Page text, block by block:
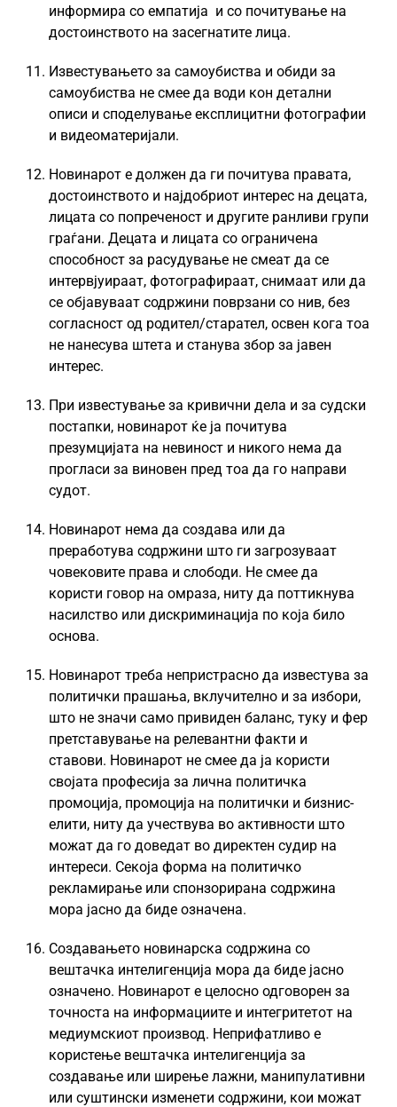
информира со емпатија и со почитување на
достоинството на засегнатите лица.
Известувањето за самоубиства и обиди за
самоубиства не смее да води кон детални
описи и споделување експлицитни фотографии
и видеоматеријали.
Новинарот е должен да ги почитува правата,
достоинството и најдобриот интерес на децата,
лицата со попреченост и другите ранливи групи
граѓани. Децата и лицата со ограничена
способност за расудување не смеат да се
интервјуираат, фотографираат, снимаат или да
се објавуваат содржини поврзани со нив, без
согласност од родител/старател, освен кога тоа
не нанесува штета и станува збор за јавен
интерес.
При известување за кривични дела и за судски
постапки, новинарот ќе ја почитува
презумцијата на невиност и никого нема да
прогласи за виновен пред тоа да го направи
судот.
Новинарот нема да создава или да
преработува содржини што ги загрозуваат
човековите права и слободи. Не смее да
користи говор на омраза, ниту да поттикнува
насилство или дискриминација по која било
основа.
Новинарот треба непристрасно да известува за
политички прашања, вклучително и за избори,
што не значи само привиден баланс, туку и фер
претставување на релевантни факти и
ставови. Новинарот не смее да ја користи
својата професија за лична политичка
промоција, промоција на политички и бизнис-
елити, ниту да учествува во активности што
можат да го доведат во директен судир на
интереси. Секоја форма на политичко
рекламирање или спонзорирана содржина
мора јасно да биде означена.
Создавањето новинарска содржина со
вештачка интелигенција мора да биде јасно
означено. Новинарот е целосно одговорен за
точноста на информациите и интегритетот на
медиумскиот производ. Неприфатливо е
користење вештачка интелигенција за
создавање или ширење лажни, манипулативни
или суштински изменети содржини, кои можат